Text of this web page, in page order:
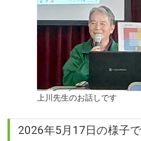
型コロナウィルス感染拡大を懸念しお
す。 楽しみにしていて下さった皆様、
ん。今後の予定は決まり次第ご連絡さ
会い出来ます日を楽しみにしておりま
＜重要なお知らせ＞ 新型コロナウイル
る状況を受け、相談者さまの健康・安
結果、個人面談のみの開催とすること
込みされた相談者さまには個別でメー
facebookにて発表させて頂きます。 ご
謝申し上げます。
上川先生のお話しです
2026年5月17日の様子